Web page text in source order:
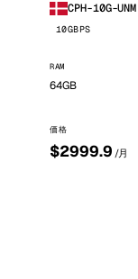
CPH-10G-UNM
10GBPS
RAM
64GB
価格
$2999.9 /月